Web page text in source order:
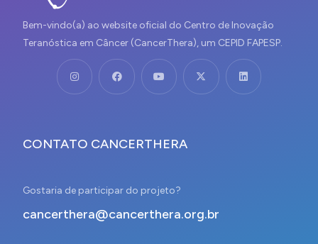
Bem-vindo(a) ao website oficial do Centro de Inovação
Teranóstica em Câncer (CancerThera), um CEPID FAPESP.
CONTATO CANCERTHERA
Gostaria de participar do projeto?
cancerthera@cancerthera.org.br